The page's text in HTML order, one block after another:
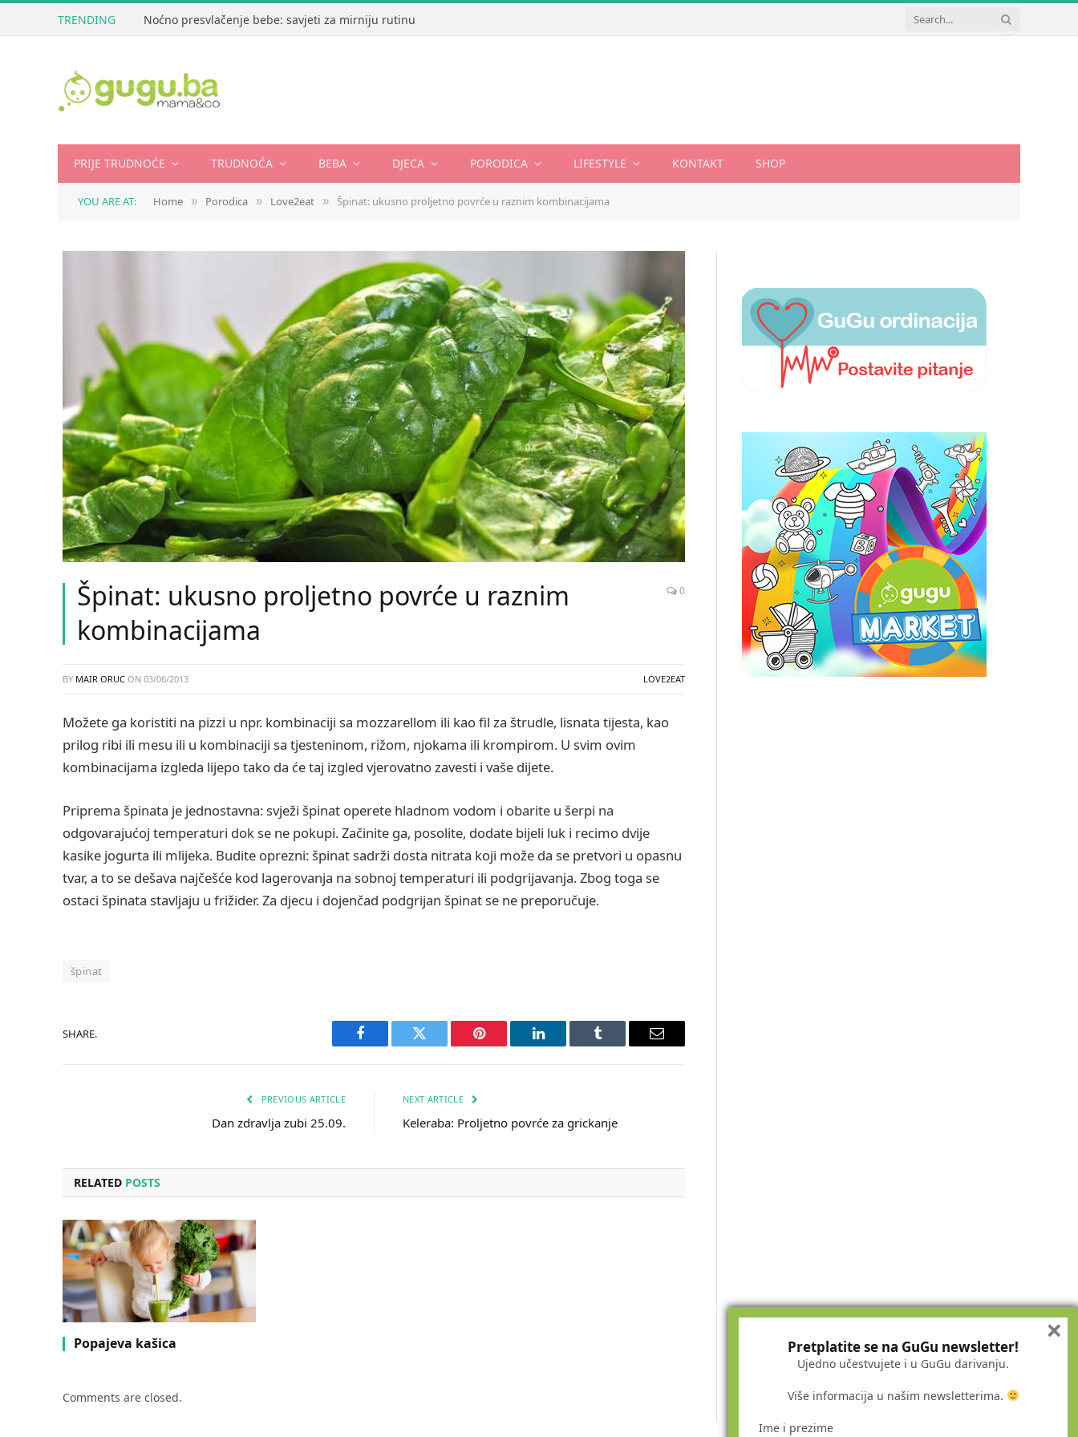
TRENDING Noćno presvlačenje bebe: savjeti za mirniju rutinu
PRIJE TRUDNOĆE TRUDNOĆA BEBA DJECA PORODICA LIFESTYLE KONTAKT SHOP
YOU ARE AT: Home » Porodica » Love2eat » Špinat: ukusno proljetno povrće u raznim kombinacijama
Špinat: ukusno proljetno povrće u raznim
kombinacijama
0
BY MAIR ORUC ON 03/06/2013 LOVE2EAT
Možete ga koristiti na pizzi u npr. kombinaciji sa mozzarellom ili kao fil za štrudle, lisnata tijesta, kao
prilog ribi ili mesu ili u kombinaciji sa tjesteninom, rižom, njokama ili krompirom. U svim ovim
kombinacijama izgleda lijepo tako da će taj izgled vjerovatno zavesti i vaše dijete.
Priprema špinata je jednostavna: svježi špinat operete hladnom vodom i obarite u šerpi na
odgovarajućoj temperaturi dok se ne pokupi. Začinite ga, posolite, dodate bijeli luk i recimo dvije
kasike jogurta ili mlijeka. Budite oprezni: špinat sadrži dosta nitrata koji može da se pretvori u opasnu
tvar, a to se dešava najčešće kod lagerovanja na sobnoj temperaturi ili podgrijavanja. Zbog toga se
ostaci špinata stavljaju u frižider. Za djecu i dojenčad podgrijan špinat se ne preporučuje.
špinat
SHARE.
Facebook Twitter Pinterest LinkedIn Tumblr Email
PREVIOUS ARTICLE
Dan zdravlja zubi 25.09.
NEXT ARTICLE
Keleraba: Proljetno povrće za grickanje
RELATED POSTS
Popajeva kašica
Comments are closed.
Pretplatite se na GuGu newsletter!
Ujedno učestvujete i u GuGu darivanju.
Više informacija u našim newsletterima.
Ime i prezime
×